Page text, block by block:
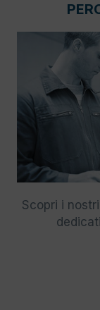
Scopri i